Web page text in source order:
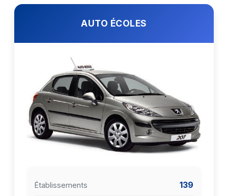
AUTO ÉCOLES
Établissements 139